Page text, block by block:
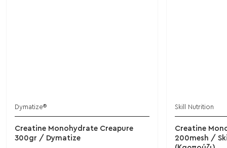
Dymatize®
Creatine Monohydrate Creapure
300gr / Dymatize
Skill Nutrition
Creatine
200mesh /